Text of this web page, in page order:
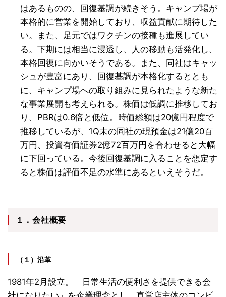
はあるものの、回復基調が続きそう。キャンプ場が
本格的に営業を開始しており、収益貢献に期待した
い。また、足元ではワクチンの接種も進展してい
る。下期には相当に浸透し、人の移動も活発化し、
本格回復に向かいそうである。また、同社はキャッ
シュが豊富にあり、回復基調が本格化するととも
に、キャンプ場への取り組みに見られたような新た
な事業展開も考えられる。株価は低調に推移してお
り、PBRは0.6倍と低位。時価総額は20億円程度で
推移しているが、1Q末の同社の現預金は21億20百
万円、投資有価証券2億72百万円を合わせると大幅
に下回っている。今後回復基調に入ることを想定す
ると株価は評価不足の水準にあるといえそうだ。
１．会社概要
（１）沿革
1981年2月設立。「日常生活の便利さを提供できる会